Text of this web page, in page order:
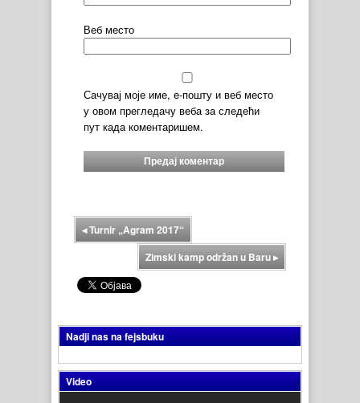
Веб место
Сачувај моје име, е-пошту и веб место
у овом прегледачу веба за следећи
пут када коментаришем.
◂Turnir „Agram 2017“
Zimski kamp održan u Baru▸
Nadji nas na fejsbuku
Video